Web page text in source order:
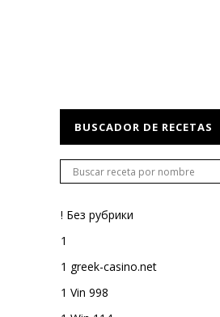
BUSCADOR DE RECETAS
! Без рубрики
1
1 greek-casino.net
1 Vin 998